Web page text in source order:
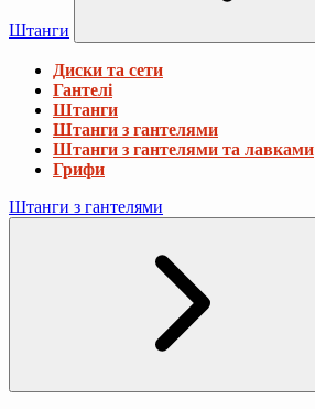
Штанги
Диски та сети
Гантелі
Штанги
Штанги з гантелями
Штанги з гантелями та лавками
Грифи
Штанги з гантелями